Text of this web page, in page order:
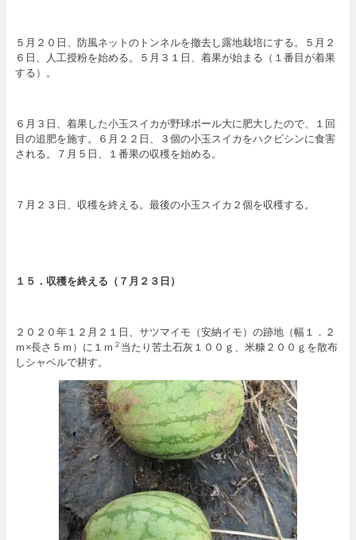
５月２０日、防風ネットのトンネルを撤去し露地栽培にする。５月２
６日、人工授粉を始める。５月３１日、着果が始まる（１番目が着果
する）。
６月３日、着果した小玉スイカが野球ボール大に肥大したので、１回
目の追肥を施す。６月２２日、３個の小玉スイカをハクビシンに食害
される。７月５日、１番果の収穫を始める。
７月２３日、収穫を終える。最後の小玉スイカ２個を収穫する。
１５． 収穫を終える （７ 月２３日）
２０２０年１２月２１日、サツマイモ（安納イモ）の跡地（幅１．２
ｍ×長さ５ｍ）に１ｍ ２ 当たり苦土石灰１００ｇ、米糠２００ｇを散布
しシャベルで耕す。